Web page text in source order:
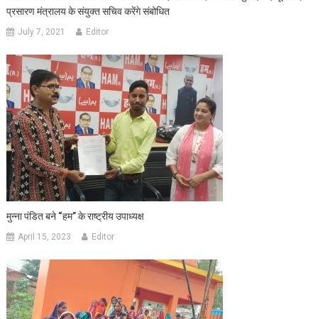
प्रसारण मंत्रालय के संयुक्त सचिव करेंगे संबोधित
July 7, 2021 Editor
मुन्ना पंडित बने “हम” के राष्ट्रीय उपाध्यक्ष
April 15, 2023 Editor